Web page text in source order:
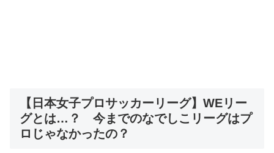
【日本女子プロサッカーリーグ】WEリー
グとは…？ 今までのなでしこリーグはプ
ロじゃなかったの？